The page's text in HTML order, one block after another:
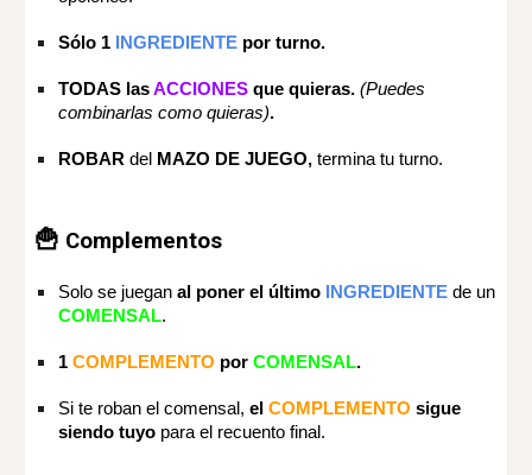
Sólo 1 INGREDIENTE por turno.
TODAS lasACCIONES que quieras.(Puedes
combinarlas como quieras).
ROBARdel MAZO DE JUEGO,termina tu turno.
🍟 Complementos
Solo se jueganal poner el último INGREDIENTE de un
COMENSAL.
1COMPLEMENTO porCOMENSAL.
Si te roban el comensal,elCOMPLEMENTO sigue
siendo tuyo para el recuento final.